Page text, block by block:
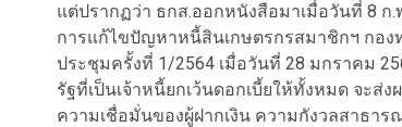
แต่ปรากฏว่า ธกส.ออกหนังสือมาเมื่อวันที่ 8 ก.
การแก้ไขปัญหาหนี้สินเกษตรกรสมาชิกฯ กอ
ประชุมครั้งที่ 1/2564 เมื่อวันที่ 28 มกราคม
รัฐที่เป็นเจ้าหนี้ยกเว้นดอกเบี้ยให้ทั้งหมด จะส่
ความเชื่อมั่นของผู้ฝากเงิน ความกังวลสาธา